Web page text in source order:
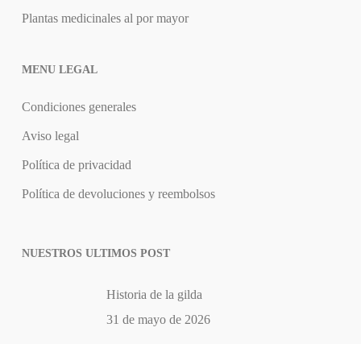
Plantas medicinales al por mayor
MENU LEGAL
Condiciones generales
Aviso legal
Política de privacidad
Política de devoluciones y reembolsos
NUESTROS ULTIMOS POST
Historia de la gilda
31 de mayo de 2026